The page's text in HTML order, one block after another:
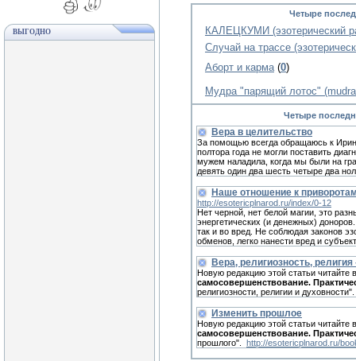
ВЫГОДНО
Четыре
КАЛЕЦКУМИ (эзотерический
Случай на трассе
Аборт и карма (0)
Мудра "парящий лотос"
Четыре
Вера в целительство
За помощью всегда обращаюсь к
полтора года не могли поставить
мужем наладила, когда мы были на
девять один два шесть четыре два
Наше отношение к
http://esotericplnarod.ru/index/0-12
Нет черной, нет белой магии, это
энергетических (и денежных)
так и во вред. Не соблюдая законов
обменов, легко нанести вред и
Вера, религиозность,
Новую редакцию этой статьи читайте
самосовершенствование.
религиозности, религии и
Изменить прошлое
Новую редакцию этой статьи читайте
самосовершенствование.
прошлого". http://esotericplnarod.ru/